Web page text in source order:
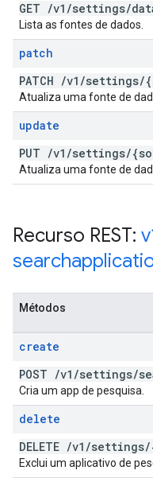
GET /v1 /settings/
Lista as fontes de dados.
patch
PATCH /v1 /settings/
Atualiza uma fonte de
update
PUT /v1 /settings/
Atualiza uma fonte de
Recurso REST:
Métodos
create
POST /v1 /settings/
Cria um app de pesquisa.
delete
DELETE /v1 /settings/
Exclui um aplicativo de